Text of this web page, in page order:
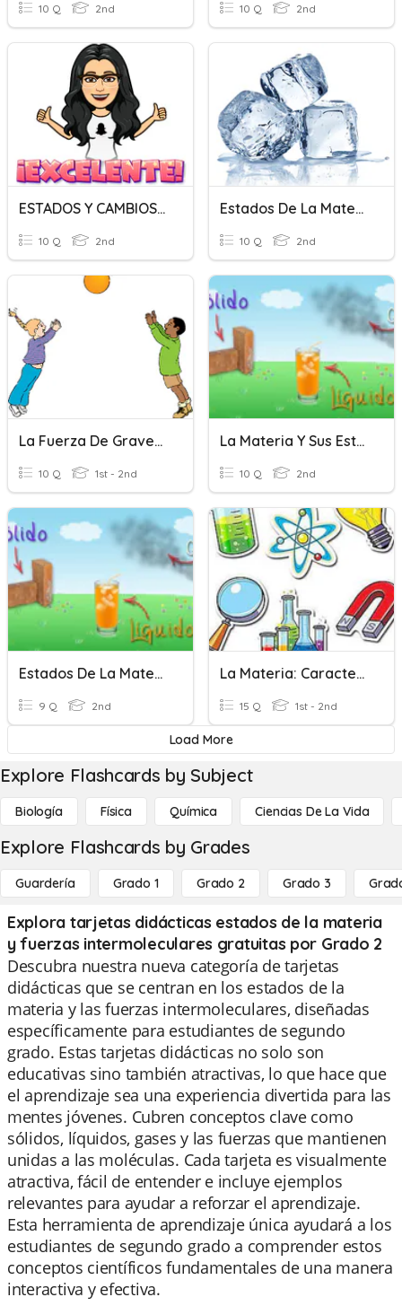
10 Q 2nd 10 Q 2nd
ESTADOS Y CAMBIOS DE LA MATERIA
10 Q 2nd
Estados De La Materia
10 Q 2nd
La Fuerza De Gravedad
10 Q 1st - 2nd
La Materia Y Sus Estados
10 Q 2nd
Estados De La Materia
9 Q 2nd
La Materia: Características Y Estados
15 Q 1st - 2nd
Load More
Explore Flashcards by Subject
Biología Física Química Ciencias De La Vida
Explore Flashcards by Grades
Guardería Grado 1 Grado 2 Grado 3
Explora tarjetas didácticas estados de la materia
y fuerzas intermoleculares gratuitas por Grado 2
Descubra nuestra nueva categoría de tarjetas
didácticas que se centran en los estados de la
materia y las fuerzas intermoleculares, diseñadas
específicamente para estudiantes de segundo
grado. Estas tarjetas didácticas no solo son
educativas sino también atractivas, lo que hace que
el aprendizaje sea una experiencia divertida para las
mentes jóvenes. Cubren conceptos clave como
sólidos, líquidos, gases y las fuerzas que mantienen
unidas a las moléculas. Cada tarjeta es visualmente
atractiva, fácil de entender e incluye ejemplos
relevantes para ayudar a reforzar el aprendizaje.
Esta herramienta de aprendizaje única ayudará a los
estudiantes de segundo grado a comprender estos
conceptos científicos fundamentales de una manera
interactiva y efectiva.